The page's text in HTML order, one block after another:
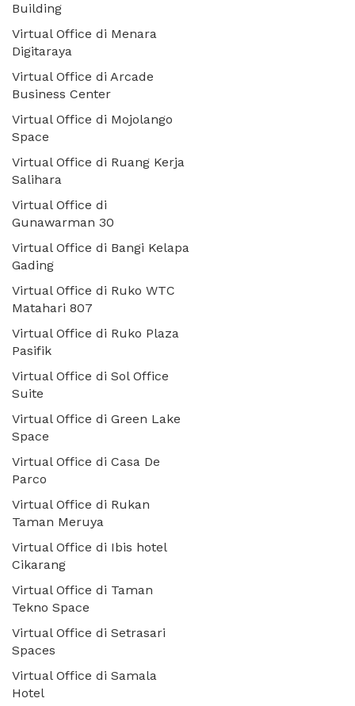
Building
Virtual Office di Menara
Digitaraya
Virtual Office di Arcade
Business Center
Virtual Office di Mojolango
Space
Virtual Office di Ruang Kerja
Salihara
Virtual Office di
Gunawarman 30
Virtual Office di Bangi Kelapa
Gading
Virtual Office di Ruko WTC
Matahari 807
Virtual Office di Ruko Plaza
Pasifik
Virtual Office di Sol Office
Suite
Virtual Office di Green Lake
Space
Virtual Office di Casa De
Parco
Virtual Office di Rukan
Taman Meruya
Virtual Office di Ibis hotel
Cikarang
Virtual Office di Taman
Tekno Space
Virtual Office di Setrasari
Spaces
Virtual Office di Samala
Hotel